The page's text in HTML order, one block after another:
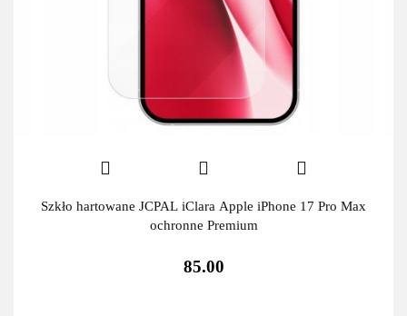
Szkło hartowane JCPAL iClara Apple iPhone 17 Pro Max
ochronne Premium
85.00